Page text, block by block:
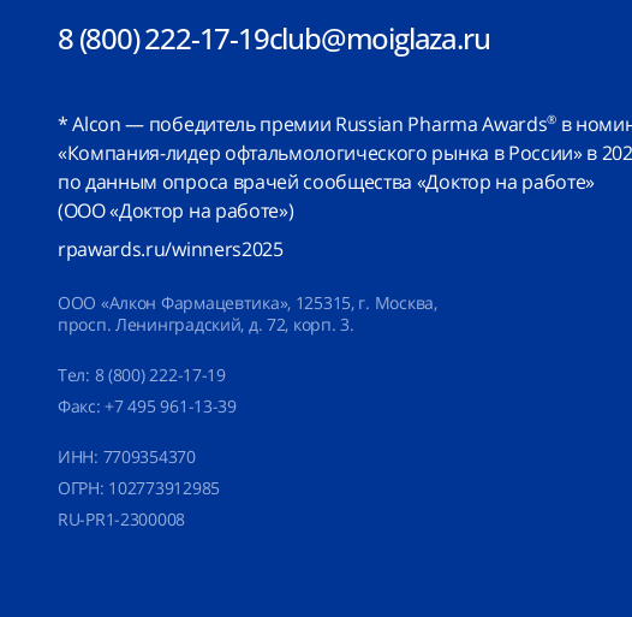
8 (800) 222-17-19club@moiglaza.ru
* Alcon — победитель премии Russian Pharma Awards® в
«Компания-лидер офтальмологического рынка в России» в
по данным опроса врачей сообщества «Доктор на работе»
(ООО «Доктор на работе»)
rpawards.ru/winners2025
ООО «Алкон Фармацевтика», 125315, г. Москва,
просп. Ленинградский, д. 72, корп. 3.
Тел: 8 (800) 222-17-19
Факс: +7 495 961-13-39
ИНН: 7709354370
ОГРН: 102773912985
RU-PR1-2300008